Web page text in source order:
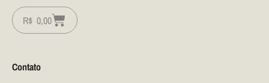
R$ 0,00
Contato